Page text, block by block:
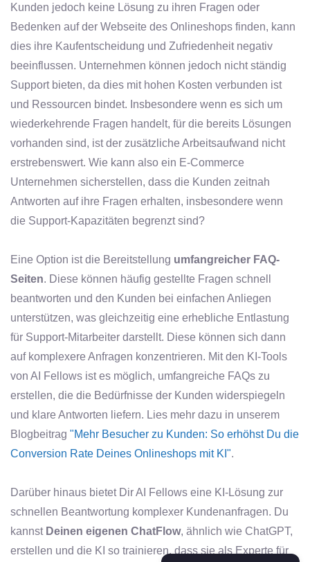
Kunden jedoch keine Lösung zu ihren Fragen oder
Bedenken auf der Webseite des Onlineshops finden, kann
dies ihre Kaufentscheidung und Zufriedenheit negativ
beeinflussen. Unternehmen können jedoch nicht ständig
Support bieten, da dies mit hohen Kosten verbunden ist
und Ressourcen bindet. Insbesondere wenn es sich um
wiederkehrende Fragen handelt, für die bereits Lösungen
vorhanden sind, ist der zusätzliche Arbeitsaufwand nicht
erstrebenswert. Wie kann also ein E-Commerce
Unternehmen sicherstellen, dass die Kunden zeitnah
Antworten auf ihre Fragen erhalten, insbesondere wenn
die Support-Kapazitäten begrenzt sind?
Eine Option ist die Bereitstellung umfangreicher FAQ-
Seiten. Diese können häufig gestellte Fragen schnell
beantworten und den Kunden bei einfachen Anliegen
unterstützen, was gleichzeitig eine erhebliche Entlastung
für Support-Mitarbeiter darstellt. Diese können sich dann
auf komplexere Anfragen konzentrieren. Mit den KI-Tools
von AI Fellows ist es möglich, umfangreiche FAQs zu
erstellen, die die Bedürfnisse der Kunden widerspiegeln
und klare Antworten liefern. Lies mehr dazu in unserem
Blogbeitrag "Mehr Besucher zu Kunden: So erhöhst Du die
Conversion Rate Deines Onlineshops mit KI".
Darüber hinaus bietet Dir AI Fellows eine KI-Lösung zur
schnellen Beantwortung komplexer Kundenanfragen. Du
kannst Deinen eigenen ChatFlow, ähnlich wie ChatGPT,
erstellen und die KI so trainieren, dass sie als Experte für